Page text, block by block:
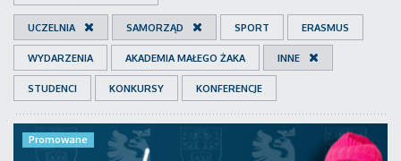
UCZELNIA SAMORZĄD SPORT ERASMUS
WYDARZENIA AKADEMIA MAŁEGO ŻAKA INNE
STUDENCI KONKURSY KONFERENCJE
Promowane